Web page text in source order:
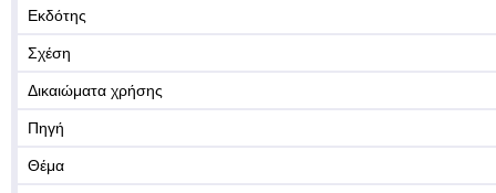
Εκδότης
Σχέση
Δικαιώματα χρήσης
Πηγή
Θέμα